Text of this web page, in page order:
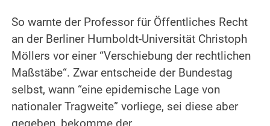
So warnte der Professor für Öffentliches Recht
an der Berliner Humboldt-Universität Christoph
Möllers vor einer “Verschiebung der rechtlichen
Maßstäbe“. Zwar entscheide der Bundestag
selbst, wann “eine epidemische Lage von
nationaler Tragweite” vorliege, sei diese aber